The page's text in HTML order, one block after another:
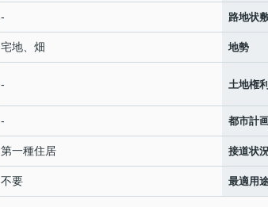
- 路地状
宅地、畑 地勢
- 土地権利
- 都市計
第一種住居 接道状
不要 最適用